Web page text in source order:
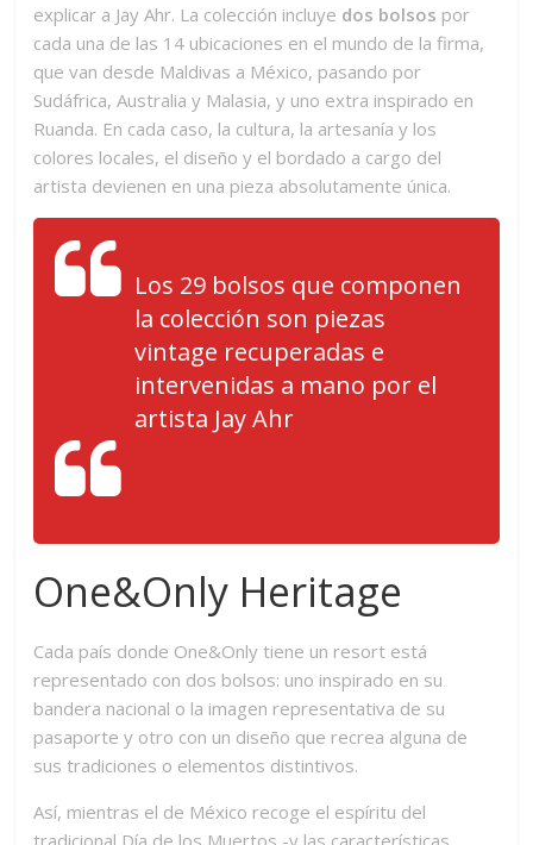
explicar a Jay Ahr. La colección incluye dos bolsos por
cada una de las 14 ubicaciones en el mundo de la firma,
que van desde Maldivas a México, pasando por
Sudáfrica, Australia y Malasia, y uno extra inspirado en
Ruanda. En cada caso, la cultura, la artesanía y los
colores locales, el diseño y el bordado a cargo del
artista devienen en una pieza absolutamente única.
Los 29 bolsos que componen
la colección son piezas
vintage recuperadas e
intervenidas a mano por el
artista Jay Ahr
One&Only Heritage
Cada país donde One&Only tiene un resort está
representado con dos bolsos: uno inspirado en su
bandera nacional o la imagen representativa de su
pasaporte y otro con un diseño que recrea alguna de
sus tradiciones o elementos distintivos.
Así, mientras el de México recoge el espíritu del
tradicional Día de los Muertos -y las características